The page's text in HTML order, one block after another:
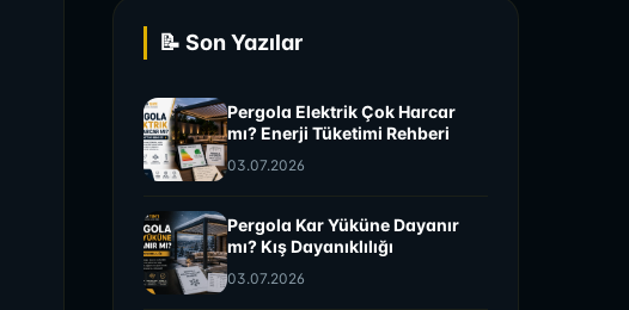
📝 Son Yazılar
Pergola Elektrik Çok Harcar
mı? Enerji Tüketimi Rehberi
03.07.2026
Pergola Kar Yüküne Dayanır
mı? Kış Dayanıklılığı
03.07.2026